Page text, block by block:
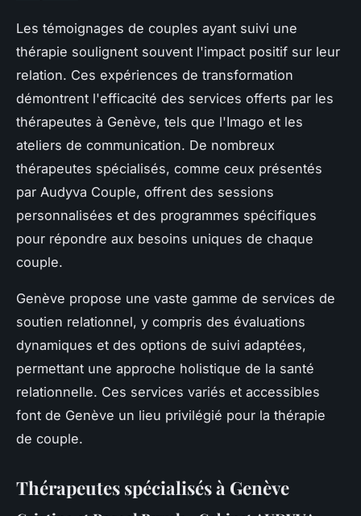
Les témoignages de couples ayant suivi une
thérapie soulignent souvent l'impact positif sur leur
relation. Ces expériences de transformation
démontrent l'efficacité des services offerts par les
thérapeutes à Genève, tels que l'Imago et les
ateliers de communication. De nombreux
thérapeutes spécialisés, comme ceux présentés
par Audyva Couple, offrent des sessions
personnalisées et des programmes spécifiques
pour répondre aux besoins uniques de chaque
couple.
Genève propose une vaste gamme de services de
soutien relationnel, y compris des évaluations
dynamiques et des options de suivi adaptées,
permettant une approche holistique de la santé
relationnelle. Ces services variés et accessibles
font de Genève un lieu privilégié pour la thérapie
de couple.
Thérapeutes spécialisés à Genève